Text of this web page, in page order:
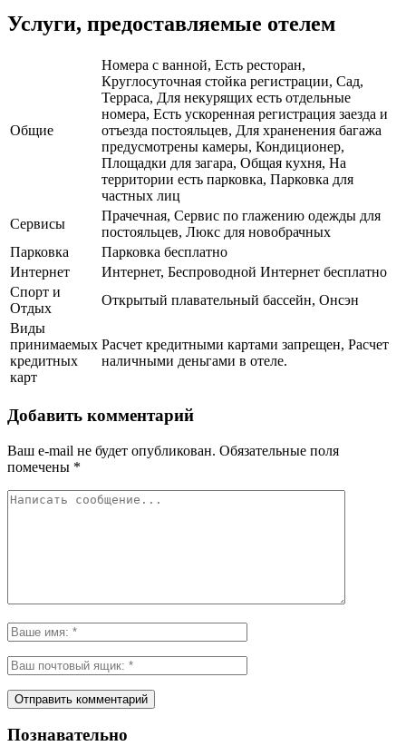
Услуги, предоставляемые отелем
Общие
Номера с ванной, Есть ресторан,
Круглосуточная стойка регистрации, Сад,
Терраса, Для некурящих есть отдельные
номера, Есть ускоренная регистрация заезда и
отъезда постояльцев, Для храненения багажа
предусмотрены камеры, Кондиционер,
Площадки для загара, Общая кухня, На
территории есть парковка, Парковка для
частных лиц
Сервисы
Прачечная, Сервис по глажению одежды для
постояльцев, Люкс для новобрачных
Парковка
Парковка бесплатно
Интернет
Интернет, Беспроводной Интернет бесплатно
Спорт и
Отдых
Открытый плавательный бассейн, Онсэн
Виды
принимаемых
кредитных
карт
Расчет кредитными картами запрещен, Расчет
наличными деньгами в отеле.
Добавить комментарий
Ваш e-mail не будет опубликован. Обязательные поля
помечены *
Познавательно